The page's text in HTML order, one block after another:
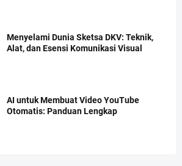
Menyelami Dunia Sketsa DKV: Teknik,
Alat, dan Esensi Komunikasi Visual
AI untuk Membuat Video YouTube
Otomatis: Panduan Lengkap